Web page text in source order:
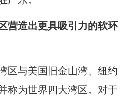
营造出更具吸引力的软环
与美国旧金山湾、纽约
称为世界四大湾区。对于